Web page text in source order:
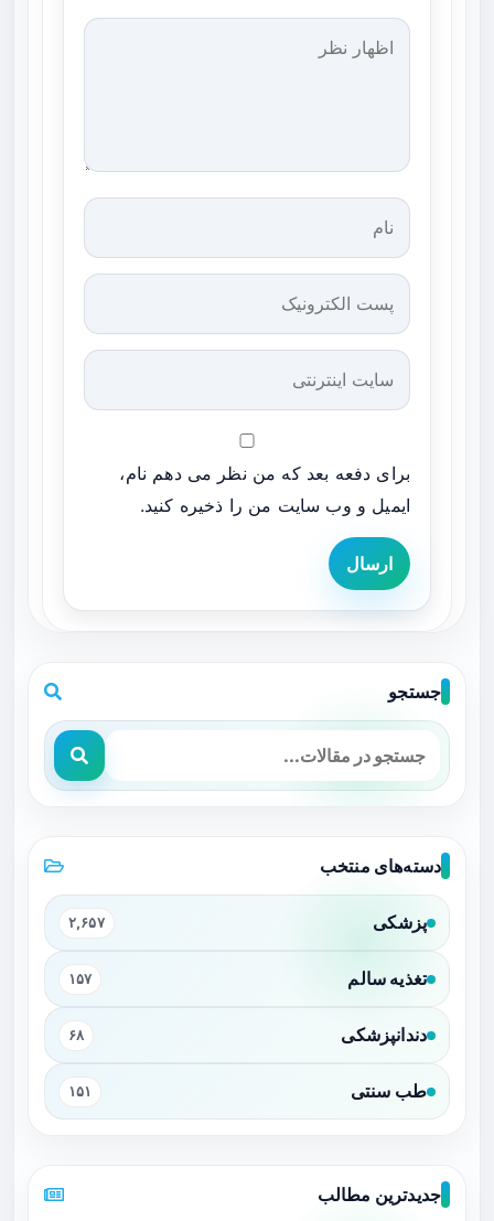
برای دفعه بعد که من نظر می دهم نام،
ایمیل و وب سایت من را ذخیره کنید.
ارسال
جستجو
دسته‌های منتخب
پزشکی ۲,۶۵۷
تغذیه سالم ۱۵۷
دندانپزشکی ۶۸
طب سنتی ۱۵۱
جدیدترین مطالب